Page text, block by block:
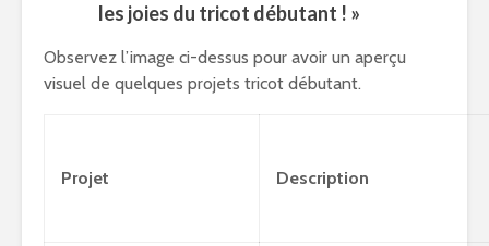
les joies du tricot débutant ! »
Observez l’image ci-dessus pour avoir un aperçu
visuel de quelques projets tricot débutant.
Projet Description